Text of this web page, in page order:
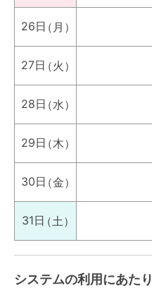
26日（月）
27日（火）
28日（水）
29日（木）
30日（金）
31日（土）
システムの利用にあた